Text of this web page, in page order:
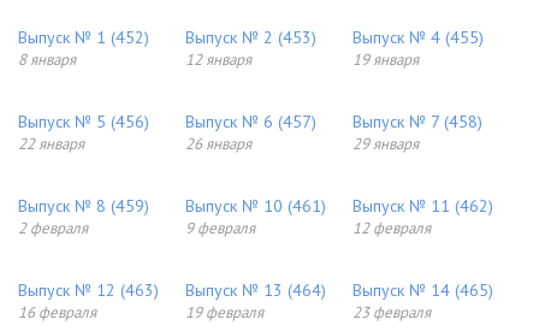
Выпуск № 1 (452)
8 января
Выпуск № 2 (453)
12 января
Выпуск № 4 (455)
19 января
Выпуск № 5 (456)
22 января
Выпуск № 6 (457)
26 января
Выпуск № 7 (458)
29 января
Выпуск № 8 (459)
2 февраля
Выпуск № 10 (461)
9 февраля
Выпуск № 11 (462)
12 февраля
Выпуск № 12 (463)
16 февраля
Выпуск № 13 (464)
19 февраля
Выпуск № 14 (465)
23 февраля